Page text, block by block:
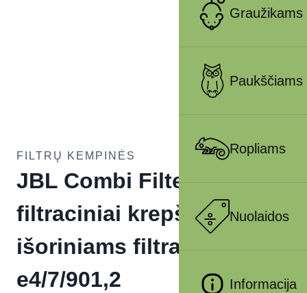
Graužikams
Paukščiams
Ropliams
Nuolaidos
Informacija
FILTRŲ KEMPINĖS
JBL Combi Filter Basket II
filtraciniai krepšeliai
išoriniams filtrams
e4/7/901,2